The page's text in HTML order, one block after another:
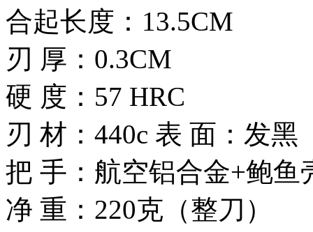
合起长度：13.5CM
刃 厚：0.3CM
硬 度：57 HRC
刃 材：440c 表 面：发黑
把 手：航空铝合金+鲍鱼
净 重：220克（整刀）